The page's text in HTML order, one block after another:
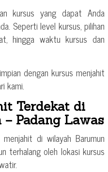
kursus yang dapat Anda
Seperti level kursus, pilihan
hingga waktu kursus dan
dengan kursus menjahit
kami.
Terdekat di
Padang Lawas
di wilayah Barumun
terhalang oleh lokasi kursus